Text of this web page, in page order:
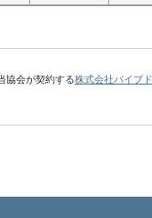
協会が契約する株式会社パイプ